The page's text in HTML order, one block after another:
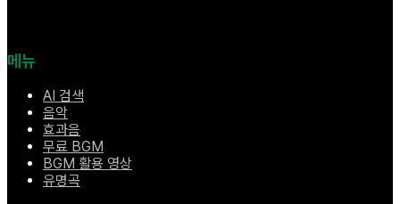
메뉴
AI 검색
음악
효과음
무료 BGM
BGM 활용 영상
유명곡